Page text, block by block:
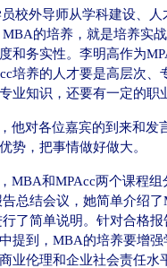
校外导师从学科建设、
MBA的培养，就是培养实
和务实性。李明高作为
培养的人才要是高层次、
业知识，还要有一定的职
他对各位嘉宾的到来和
势，把事情做好做大。
MBA和MPAcc两个课程组
总结会议，她简单介绍了
了简单说明。针对合格
提到， MBA的培养要增
业伦理和企业社会责任
年北工商的夏